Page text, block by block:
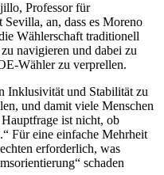
Professor für
an, dass es Moreno
Wählerschaft traditionell
navigieren und dabei zu
Wähler zu verprellen.
Inklusivität und Stabilität zu
und damit viele Menschen
ist nicht, ob
Für eine einfache Mehrheit
erforderlich, was
schaden